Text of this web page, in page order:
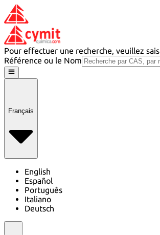
Pour effectuer une recherche, veuillez
Référence ou le Nom
Français
English
Español
Português
Italiano
Deutsch